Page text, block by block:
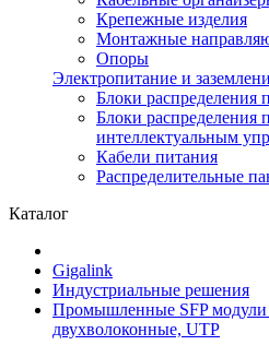
Крепежные изделия
Монтажные
Опоры
Электропитание и
Блоки распределения
Блоки распределения
интеллектуальным
Кабели питания
Распределительные
Каталог
Gigalink
Индустриальные решения
Промышленные SFP
двухволоконные, UTP